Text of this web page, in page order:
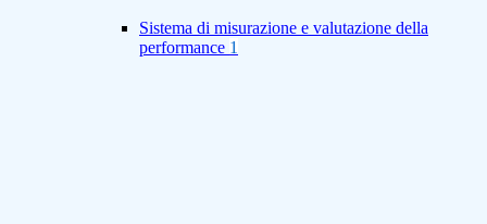
Sistema di misurazione e valutazione della
performance 1